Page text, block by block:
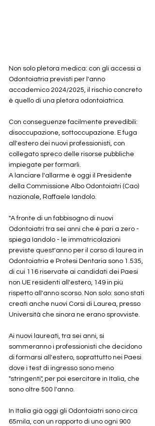
Non solo pletora medica: con gli accessi a
Odontoiatria previsti per l'anno
accademico 2024/2025, il rischio concreto
è quello di una pletora odontoiatrica.
Con conseguenze facilmente prevedibili:
disoccupazione, sottoccupazione. E fuga
all'estero dei nuovi professionisti, con
collegato spreco delle risorse pubbliche
impiegate per formarli.
A lanciare l'allarme è oggi il Presidente
della Commissione Albo Odontoiatri (Cao)
nazionale, Raffaele Iandolo.
"A fronte di un fabbisogno di nuovi
Odontoiatri tra sei anni che è pari a zero -
spiega Iandolo - le immatricolazioni
previste quest'anno per il corso di laurea in
Odontoiatria e Protesi Dentaria sono 1.535,
di cui 116 riservate ai candidati dei Paesi
non UE residenti all'estero, 149 in più
rispetto all'anno scorso. Non solo: sono stati
creati anche nuovi Corsi di Laurea, presso
Università che sinora ne erano sprovviste.
Ai nuovi laureati, tra sei anni, si
sommeranno i professionisti che decidono
di formarsi all'estero, soprattutto nei Paesi
dove i test di ingresso sono meno
"stringenti", per poi esercitare in Italia, che
sono oltre 500 l'anno.
In Italia già oggi gli Odontoiatri sono circa
65mila, con un rapporto di uno ogni 900